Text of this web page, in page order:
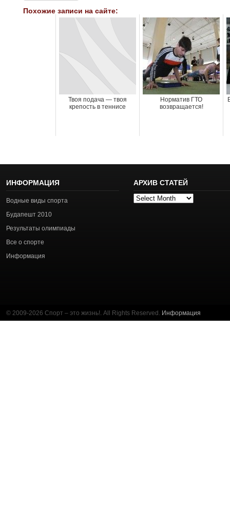
Похожие записи на сайте:
Твоя подача — твоя
крепость в теннисе
Норматив ГТО
возвращается!
ИНФОРМАЦИЯ
Водные виды спорта
Будапешт 2010
Результаты олимпиады
Все о спорте
Информация
АРХИВ СТАТЕЙ
Архив
© 2009-2026 Спорт – это жизнь!. All Rights Reserved. Информация